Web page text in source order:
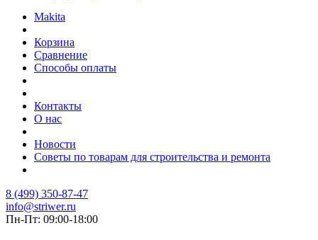
Makita
Корзина
Сравнение
Способы оплаты
Контакты
О нас
Новости
Советы по товарам для строительства и ремонта
8 (499) 350-87-47
info@striwer.ru
Пн-Пт: 09:00-18:00